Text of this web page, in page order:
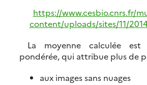
https://www.cesbio.cnrs.fr/
content/uploads/sites/11/
La moyenne calculée est
pondérée, qui attribue plus de
aux images sans nuages